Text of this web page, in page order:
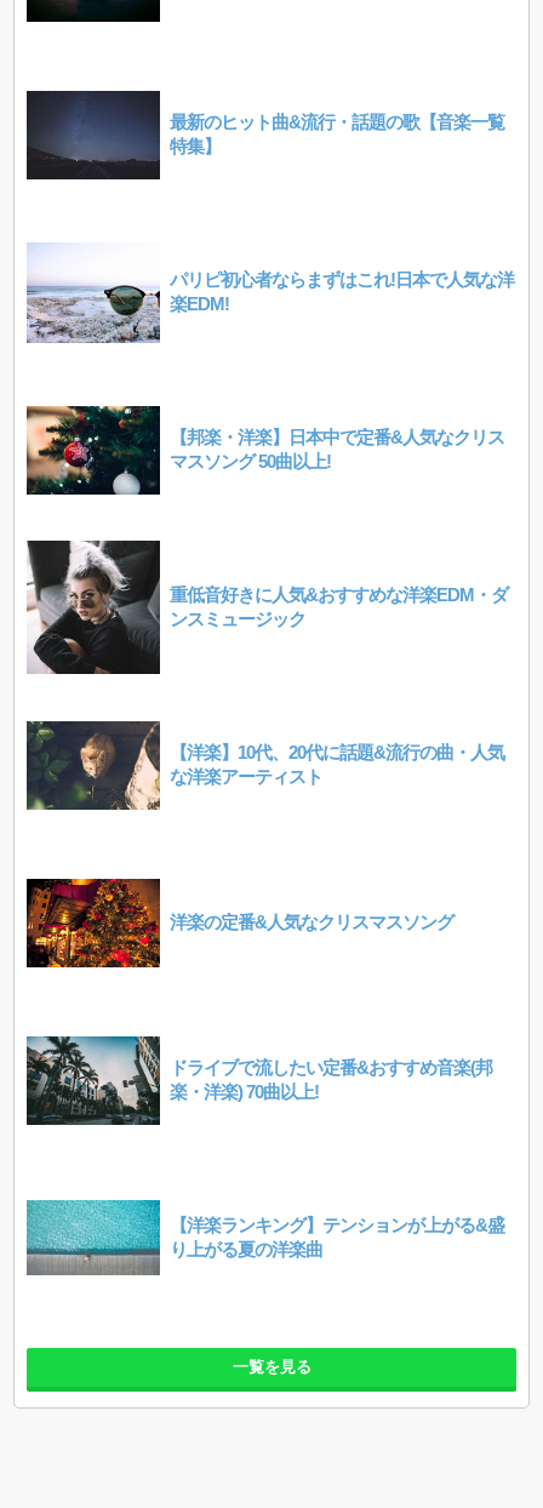
最新のヒット曲&流行・話題の歌【音楽一覧
特集】
パリピ初心者ならまずはこれ!日本で人気な洋
楽EDM!
【邦楽・洋楽】日本中で定番&人気なクリス
マスソング 50曲以上!
重低音好きに人気&おすすめな洋楽EDM・ダ
ンスミュージック
【洋楽】10代、20代に話題&流行の曲・人気
な洋楽アーティスト
洋楽の定番&人気なクリスマスソング
ドライブで流したい定番&おすすめ音楽(邦
楽・洋楽) 70曲以上!
【洋楽ランキング】テンションが上がる&盛
り上がる夏の洋楽曲
一覧を見る